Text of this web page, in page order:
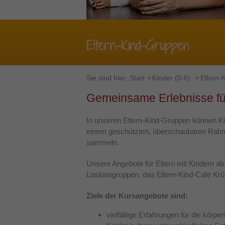
Eltern-Kind-Gruppen
Sie sind hier: Start Kinder (0-6) Eltern-
Gemeinsame Erlebnisse
In unseren Eltern-Kind-Gruppen können
einem geschützten, überschaubaren
sammeln.
Unsere Angebote für Eltern mit Kindern
Loslösegruppen, das Eltern-Kind-Café
Ziele der Kursangebote sind:
vielfältige Erfahrungen für die